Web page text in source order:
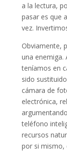
a la lectura,
pasar es que
vez.
Obviamente,
una enemiga.
teníamos en
sido
cámara de
electrónica,
teléfono
recursos
por si mismo,